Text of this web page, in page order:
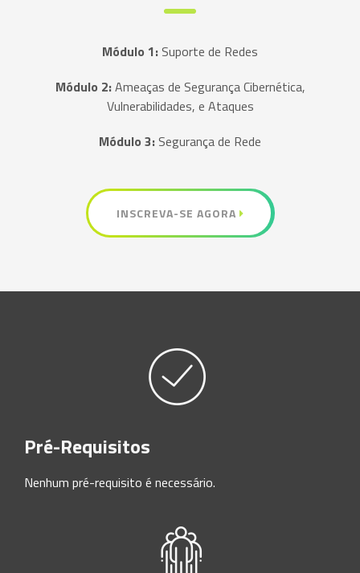
Módulo 1: Suporte de Redes
Módulo 2:Ameaças de Segurança Cibernética,
Vulnerabilidades, e Ataques
Módulo 3: Segurança de Rede
INSCREVA-SE AGORA
Pré-Requisitos
Nenhum pré-requisito é necessário.